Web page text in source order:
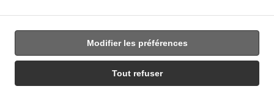
Tout refuser
Modifier les préférences